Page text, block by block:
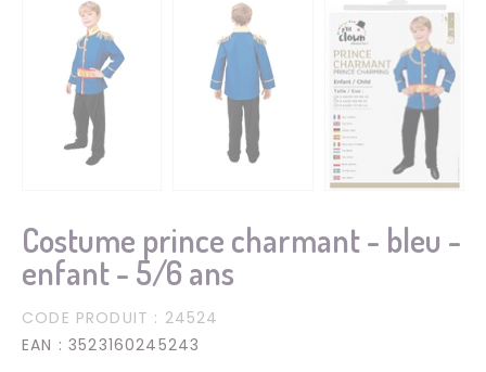
Costume prince charmant - bleu -
enfant - 5/6 ans
CODE PRODUIT : 24524
EAN : 3523160245243